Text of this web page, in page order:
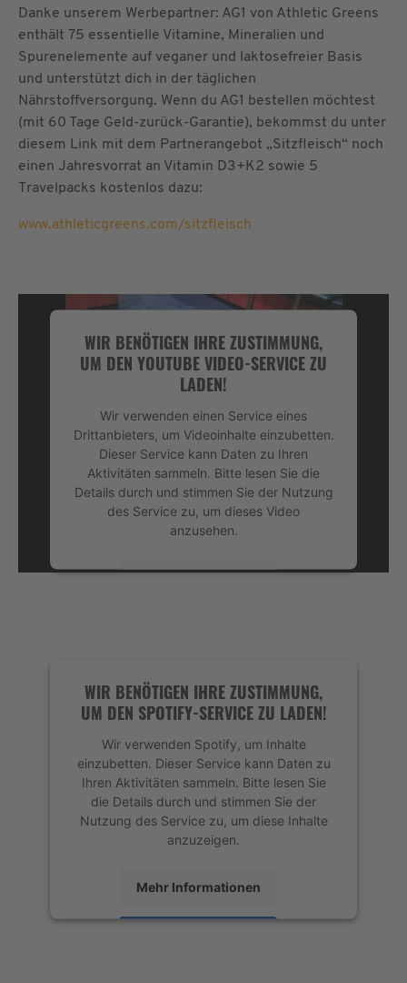
Danke unserem Werbepartner: AG1 von Athletic Greens
enthält 75 essentielle Vitamine, Mineralien und
Spurenelemente auf veganer und laktosefreier Basis
und unterstützt dich in der täglichen
Nährstoffversorgung. Wenn du AG1 bestellen möchtest
(mit 60 Tage Geld-zurück-Garantie), bekommst du unter
diesem Link mit dem Partnerangebot „Sitzfleisch“ noch
einen Jahresvorrat an Vitamin D3+K2 sowie 5
Travelpacks kostenlos dazu:
www.athleticgreens.com/sitzfleisch
WIR BENÖTIGEN IHRE ZUSTIMMUNG,
UM DEN YOUTUBE VIDEO-SERVICE ZU
LADEN!
Wir verwenden einen Service eines
Drittanbieters, um Videoinhalte einzubetten.
Dieser Service kann Daten zu Ihren
Aktivitäten sammeln. Bitte lesen Sie die
Details durch und stimmen Sie der Nutzung
des Service zu, um dieses Video
anzusehen.
Mehr Informationen
WIR BENÖTIGEN IHRE ZUSTIMMUNG,
UM DEN SPOTIFY-SERVICE ZU LADEN!
Wir verwenden Spotify, um Inhalte
einzubetten. Dieser Service kann Daten zu
Ihren Aktivitäten sammeln. Bitte lesen Sie
die Details durch und stimmen Sie der
Nutzung des Service zu, um diese Inhalte
anzuzeigen.
Mehr Informationen